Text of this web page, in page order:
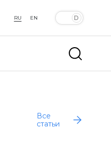
RU EN
Все
статьи